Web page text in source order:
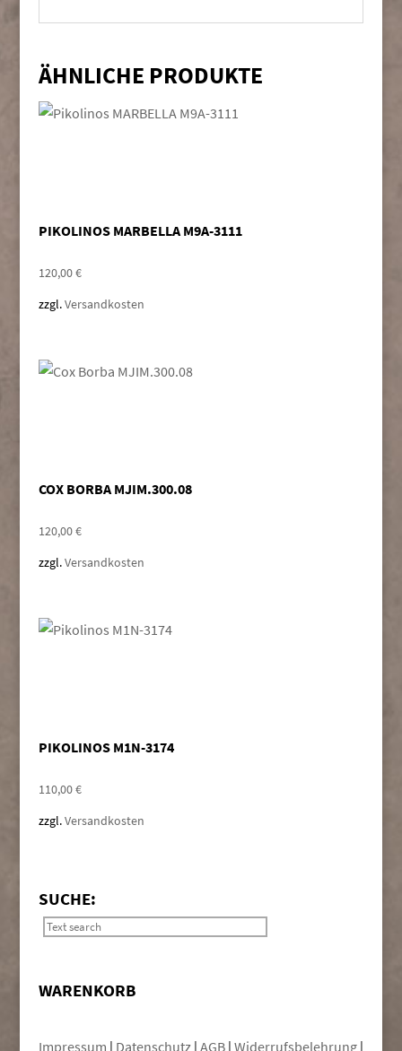
ÄHNLICHE PRODUKTE
PIKOLINOS MARBELLA M9A-3111
120,00€
zzgl.Versandkosten
COX BORBA MJIM.300.08
120,00€
zzgl.Versandkosten
PIKOLINOS M1N-3174
110,00€
zzgl.Versandkosten
SUCHE:
WARENKORB
Impressum | Datenschutz | AGB | Widerrufsbelehrung|